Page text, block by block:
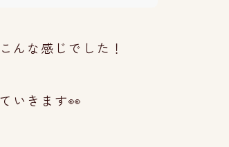
んな感じでした！
いきます👀